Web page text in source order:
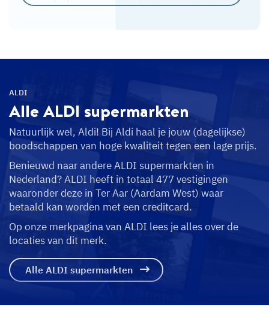
ALDI
Alle ALDI supermarkten
Natuurlijk wel, Aldi! Bij Aldi haal je jouw (dagelijkse)
boodschappen van hoge kwaliteit tegen een lage prijs.
Benieuwd naar andere ALDI supermarkten in
Nederland? ALDI heeft in totaal 477 vestigingen
waaronder deze in Ter Aar (Aardam West) waar
betaald kan worden met een creditcard.
Op onze merkpagina van ALDI lees je alles over de
locaties van dit merk.
Alle ALDI supermarkten